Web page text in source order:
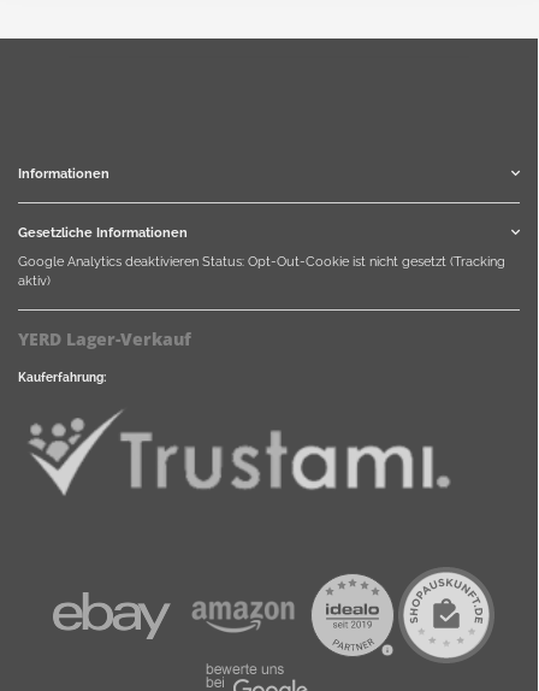
Informationen
Gesetzliche Informationen
Google Analytics deaktivieren Status: Opt-Out-Cookie ist nicht gesetzt (Tracking
aktiv)
YERD Lager-Verkauf
Kauferfahrung: